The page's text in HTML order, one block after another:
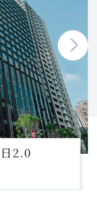
2.0